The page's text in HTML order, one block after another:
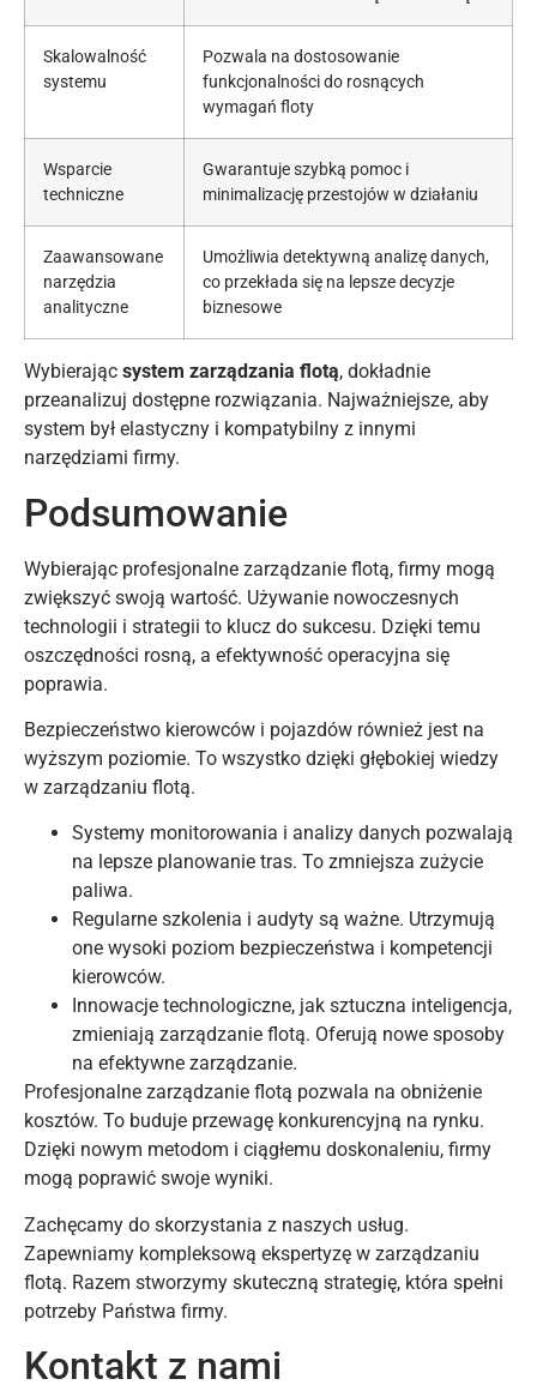
Skalowalność
systemu
Pozwala na dostosowanie
funkcjonalności do rosnących
wymagań floty
Wsparcie
techniczne
Gwarantuje szybką pomoc i
minimalizację przestojów w działaniu
Zaawansowane
narzędzia
analityczne
Umożliwia detektywną analizę danych,
co przekłada się na lepsze decyzje
biznesowe
Wybierając system zarządzania flotą, dokładnie
przeanalizuj dostępne rozwiązania. Najważniejsze, aby
system był elastyczny i kompatybilny z innymi
narzędziami firmy.
Podsumowanie
Wybierając profesjonalne zarządzanie flotą, firmy mogą
zwiększyć swoją wartość. Używanie nowoczesnych
technologii i strategii to klucz do sukcesu. Dzięki temu
oszczędności rosną, a efektywność operacyjna się
poprawia.
Bezpieczeństwo kierowców i pojazdów również jest na
wyższym poziomie. To wszystko dzięki głębokiej wiedzy
w zarządzaniu flotą.
Systemy monitorowania i analizy danych pozwalają
na lepsze planowanie tras. To zmniejsza zużycie
paliwa.
Regularne szkolenia i audyty są ważne. Utrzymują
one wysoki poziom bezpieczeństwa i kompetencji
kierowców.
Innowacje technologiczne, jak sztuczna inteligencja,
zmieniają zarządzanie flotą. Oferują nowe sposoby
na efektywne zarządzanie.
Profesjonalne zarządzanie flotą pozwala na obniżenie
kosztów. To buduje przewagę konkurencyjną na rynku.
Dzięki nowym metodom i ciągłemu doskonaleniu, firmy
mogą poprawić swoje wyniki.
Zachęcamy do skorzystania z naszych usług.
Zapewniamy kompleksową ekspertyzę w zarządzaniu
flotą. Razem stworzymy skuteczną strategię, która spełni
potrzeby Państwa firmy.
Kontakt z nami